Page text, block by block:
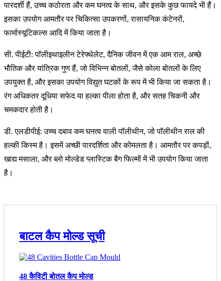
पारदर्शी हैं, उच्च कठोरता और कम घनत्व के साथ, और इसके कुछ फायदे भी हैं।
इसका उपयोग आमतौर पर चिकित्सा उपकरणों, रासायनिक कंटेनरों,
फार्मास्यूटिकल्स आदि में किया जाता है।
सी. पीईटी: पॉलीइथाइलीन टेरेफ्थेलेट, दैनिक जीवन में एक आम राल, अच्छे
भौतिक और यांत्रिक गुण हैं, जो विभिन्न बोतलों, जैसे कोला बोतलों के लिए
उपयुक्त है, और इसका उपयोग विद्युत घटकों के रूप में भी किया जा सकता है।
रंग अधिकतर दूधिया सफेद या हल्का पीला होता है, और सतह चिकनी और
चमकदार होती है।
डी. एलडीपीई: उच्च दबाव कम घनत्व वाली पॉलीथीन, जो पॉलीथीन राल की
हल्की किस्म है। इसमें अच्छी पारदर्शिता और कोमलता है। आमतौर पर कपड़ों,
खाद्य मसाला, और ब्लो मोल्डेड प्लास्टिक बैग फिल्मों में भी उपयोग किया जाता
है।
बाटल कैप मोल्ड सूची
48 कैविटी बोतल कैप मोल्ड